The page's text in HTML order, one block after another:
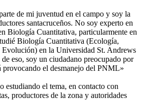
de mi juventud en el campo y soy la
santacruceños. No soy experto en
Biología Cuantitativa, particularmente en
Biología Cuantitativa (Ecología,
en la Universidad St. Andrews
eso, soy un ciudadano preocupado por
provocando el desmanejo del PNML»
estudiando el tema, en contacto con
productores de la zona y autoridades